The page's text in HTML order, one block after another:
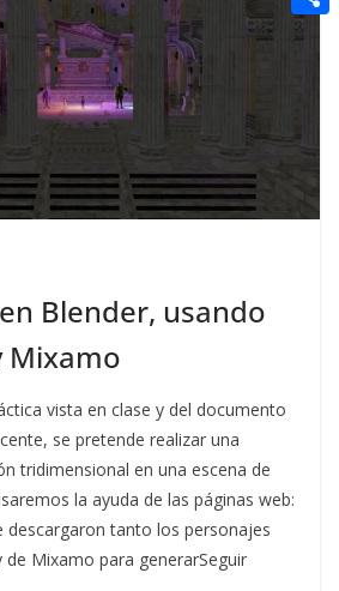
Blender, usando
Mixamo
vista en clase y del documento
se pretende realizar una
tridimensional en una escena de
la ayuda de las páginas web:
descargaron tanto los personajes
Mixamo para generarSeguir
n
g
e
e
a
e
i
C
a
r